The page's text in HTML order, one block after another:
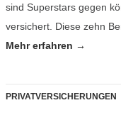
sind Superstars gegen
versichert. Diese zehn
Mehr erfahren →
PRIVATVERSICHERUNGEN